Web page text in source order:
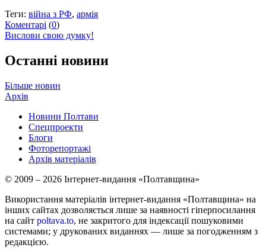
Теги: війна з РФ, армія
Коментарі (0)
Вислови свою думку!
Останні новини
Більше новин
Архів
Новини Полтави
Спецпроекти
Блоги
Фоторепортажі
Архів матеріалів
© 2009 – 2026 Інтернет-видання «Полтавщина»
Використання матеріалів інтернет-видання «Полтавщина» на
інших сайтах дозволяється лише за наявності гіперпосилання
на сайт poltava.to, не закритого для індексації пошуковими
системами; у друкованих виданнях — лише за погодженням з
редакцією.